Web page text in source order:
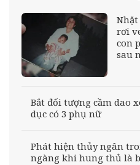
rơi
con
sau
Bắt đối tượng cầm dao
dục có 3 phụ nữ
Phát hiện thủy ngân
ngàng khi hung thủ là